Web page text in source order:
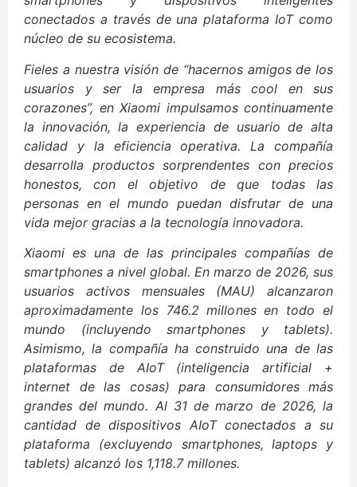
conectados a través de una plataforma IoT como
núcleo de su ecosistema.
Fieles a nuestra visión de “hacernos amigos de los
usuarios y ser la empresa más cool en sus
corazones”, en Xiaomi impulsamos continuamente
la innovación, la experiencia de usuario de alta
calidad y la eficiencia operativa. La compañía
desarrolla productos sorprendentes con precios
honestos, con el objetivo de que todas las
personas en el mundo puedan disfrutar de una
vida mejor gracias a la tecnología innovadora.
Xiaomi es una de las principales compañías de
smartphones a nivel global. En marzo de 2026, sus
usuarios activos mensuales (MAU) alcanzaron
aproximadamente los 746.2 millones en todo el
mundo (incluyendo smartphones y tablets).
Asimismo, la compañía ha construido una de las
plataformas de AIoT (inteligencia artificial +
internet de las cosas) para consumidores más
grandes del mundo. Al 31 de marzo de 2026, la
cantidad de dispositivos AIoT conectados a su
plataforma (excluyendo smartphones, laptops y
tablets) alcanzó los 1,118.7 millones.